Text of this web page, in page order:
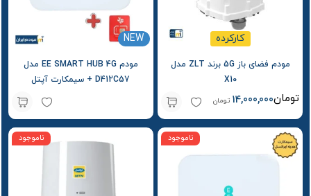
کارکرده
مودم فضای باز 5G برند ZLT مدل
X10
14,000,000 تومان تومان
NEW
مودم EE SMART HUB 4G مدل
D412C57 + سیمکارت آپتل
ناموجود ناموجود